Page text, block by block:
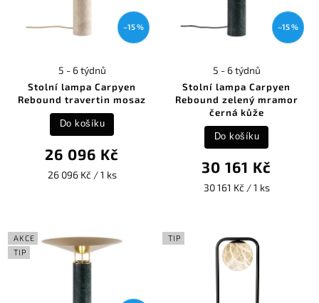
–15 %
Stolní lampa Carpyen
Rebound travertin mosaz
5 - 6 týdnů
26 096 Kč
26 096 Kč / 1 ks
Do košíku
–15 %
Stolní lampa Carpyen
Rebound zelený mramor
černá kůže
5 - 6 týdnů
30 161 Kč
30 161 Kč / 1 ks
Do košíku
AKCE
TIP
TIP